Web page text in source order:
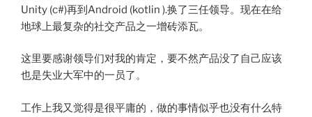
Unity (c#)再到Android (kotlin ).换了三任领导。现在在给
地球上最复杂的社交产品之一增砖添瓦。
这里要感谢领导们对我的肯定，要不然产品没了自己应该
也是失业大军中的一员了。
工作上我又觉得是很平庸的，做的事情似乎也没有什么特